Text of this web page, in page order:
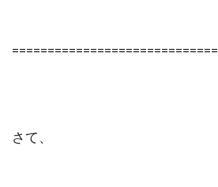
=============================
さて、